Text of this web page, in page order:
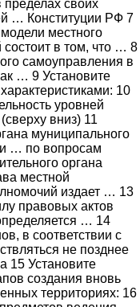
пределах своих
… Конституции РФ 7
местного
состоит в том, что … 8
самоуправления в
… 9 Установите
10
уровней
вниз) 11
муниципального
и … по вопросам
органа
местной
издает … 13
правовых актов
… 14
в соответствии с
не позднее
15 Установите
создания вновь
территориях: 16